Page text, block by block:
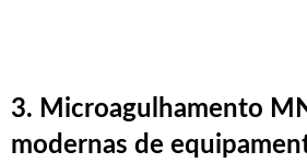
3. Microagulhamento
modernas de